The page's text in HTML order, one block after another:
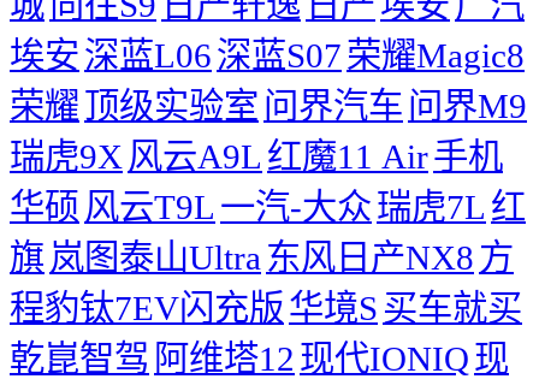
埃安深蓝L06深蓝S07荣耀Magic8
荣耀顶级实验室 问界汽车 问界M9
瑞虎9X 风云A9L 红魔11 Air手机
华硕 风云T9L 一汽-大众瑞虎7L 红
旗 岚图泰山Ultra 东风日产NX8 方
程豹钛7EV闪充版华境S 买车就买
乾崑智驾 阿维塔12 现代IONIQ现